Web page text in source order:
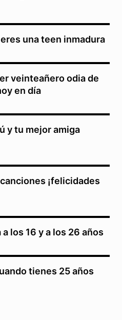
una teen inmadura
veinteañero odia de
en día
y tu mejor amiga
¡felicidades
los 16 y a los 26 años
tienes 25 años